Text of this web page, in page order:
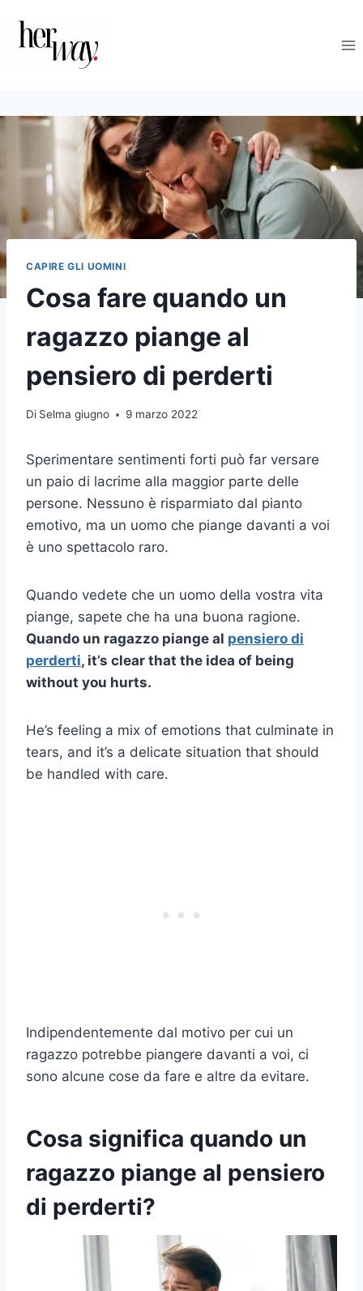
contenuto
CAPIRE GLI UOMINI
Cosa fare quando un
ragazzo piange al
pensiero di perderti
Di Selma giugno 9 marzo 2022
Sperimentare sentimenti forti può far versare
un paio di lacrime alla maggior parte delle
persone. Nessuno è risparmiato dal pianto
emotivo, ma un uomo che piange davanti a voi
è uno spettacolo raro.
Quando vedete che un uomo della vostra vita
piange, sapete che ha una buona ragione.
Quando un ragazzo piange al pensiero di
perderti, it’s clear that the idea of being
without you hurts.
He’s feeling a mix of emotions that culminate in
tears, and it’s a delicate situation that should
be handled with care.
Indipendentemente dal motivo per cui un
ragazzo potrebbe piangere davanti a voi, ci
sono alcune cose da fare e altre da evitare.
Cosa significa quando un
ragazzo piange al pensiero
di perderti?